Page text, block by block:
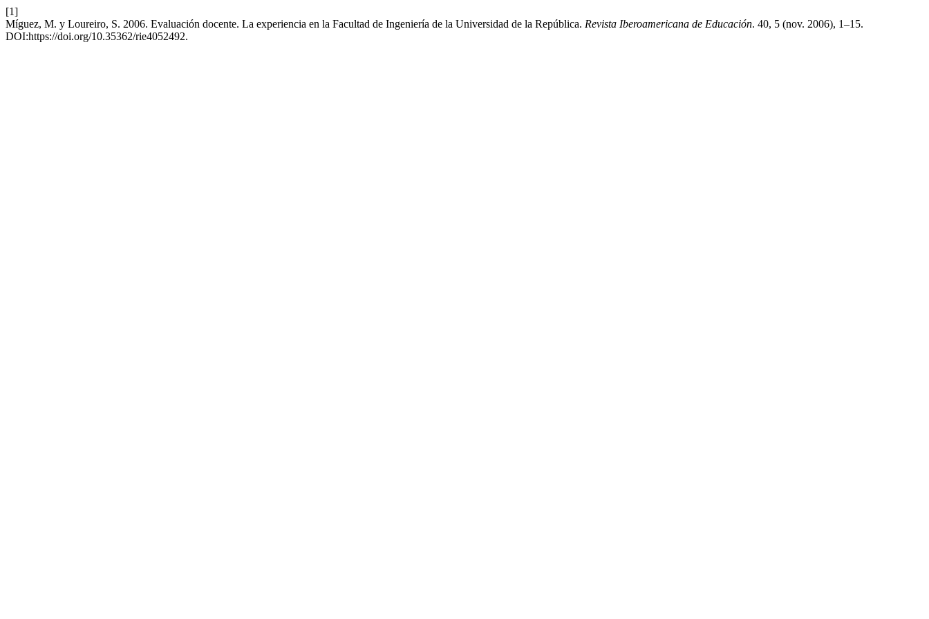
[1]
Míguez, M. y Loureiro, S. 2006. Evaluación docente. La experiencia en la Facultad de Ingeniería de la Universidad de la República. Revista Iberoamericana de Educación. 40, 5 (nov. 2006), 1–15.
DOI:https://doi.org/10.35362/rie4052492.